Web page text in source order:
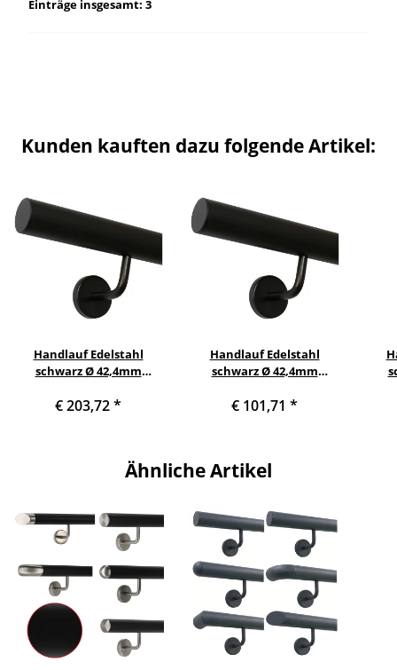
Einträge insgesamt: 3
Kunden kauften dazu folgende Artikel:
Handlauf Edelstahl
schwarz Ø 42,4mm
Edelstahlhalter, Länge 300
€ 203,72*
Handlauf Edelstahl
schwarz Ø 42,4mm
Edelstahlhalter, Länge 180
€ 101,71 *
Ähnliche Artikel